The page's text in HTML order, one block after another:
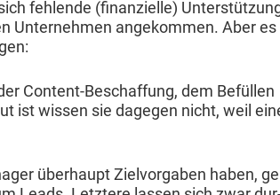
fehlende (finanzielle)
Unternehmen angekom­men. Aber es
Con­tent-Beschaf­fung, dem Befüllen
ist wis­sen sie dage­gen nicht, weil
über­haupt Zielvor­gaben haben,